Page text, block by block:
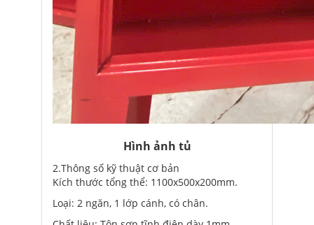
Hình ảnh tủ
2.Thông số kỹ thuật cơ bản
Kích thước tổng thể: 1100x500x200mm.
Loại: 2 ngăn, 1 lớp cánh, có chân.